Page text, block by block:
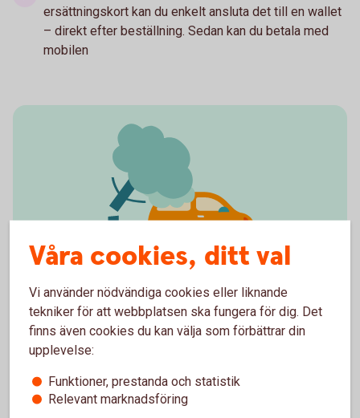
ersättningskort kan du enkelt ansluta det till en wallet
– direkt efter beställning. Sedan kan du betala med
mobilen
Rulla säkert på vägarna i
sommar
hemförsäkringen hos oss har möjlighet att få upp till
20 procent rabatt på vår bilförsäkring? Din exakta
Våra cookies, ditt val
Vi använder nödvändiga cookies eller liknande
tekniker för att webbplatsen ska fungera för dig. Det
finns även cookies du kan välja som förbättrar din
upplevelse:
Funktioner, prestanda och statistik
Relevant marknadsföring